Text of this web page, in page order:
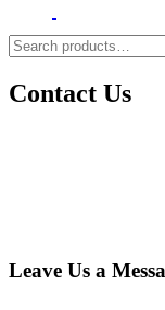
ป้ายสังกะสี สไตล์ลอ
ป้ายวินเทจ แต่งบ้าน
ฮาร์เล่ย์โฆษณาเก่า
for:
Contact Us
Leave Us a